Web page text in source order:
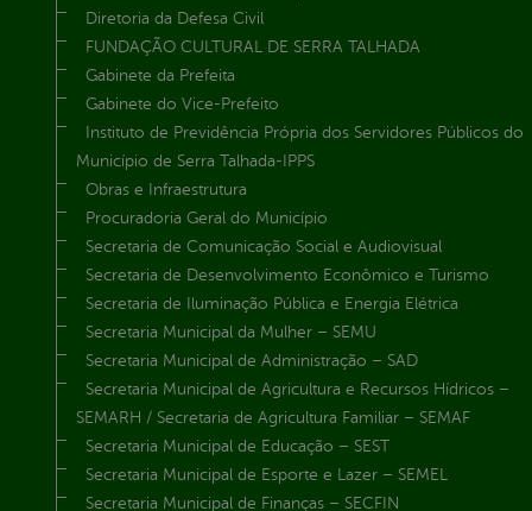
Diretoria da Defesa Civil
FUNDAÇÃO CULTURAL DE SERRA TALHADA
Gabinete da Prefeita
Gabinete do Vice-Prefeito
Instituto de Previdência Própria dos Servidores Públicos do
Município de Serra Talhada-IPPS
Obras e Infraestrutura
Procuradoria Geral do Município
Secretaria de Comunicação Social e Audiovisual
Secretaria de Desenvolvimento Econômico e Turismo
Secretaria de Iluminação Pública e Energia Elétrica
Secretaria Municipal da Mulher – SEMU
Secretaria Municipal de Administração – SAD
Secretaria Municipal de Agricultura e Recursos Hídricos –
SEMARH / Secretaria de Agricultura Familiar – SEMAF
Secretaria Municipal de Educação – SEST
Secretaria Municipal de Esporte e Lazer – SEMEL
Secretaria Municipal de Finanças – SECFIN